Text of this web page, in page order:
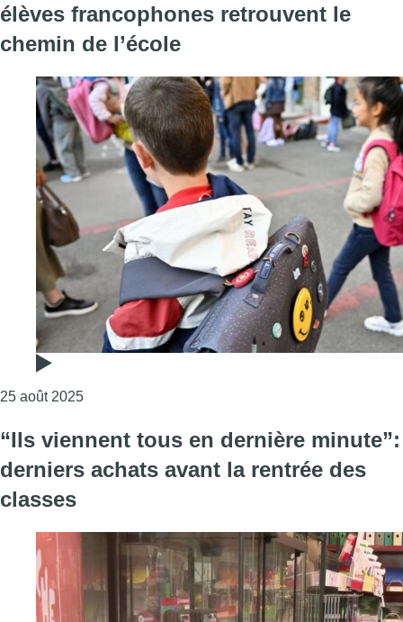
élèves francophones retrouvent le
chemin de l’école
25 août 2025Consulter l'article "Entre excitation et
“Ils viennent tous en dernière minute”:
derniers achats avant la rentrée des
classes